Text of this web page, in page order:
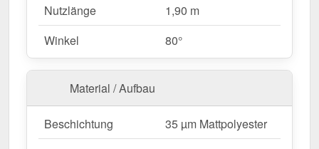
Warum Pultabschluss | 11 cm x 10 cm x 2,00 m |
80°?
Hochwertiges Stahl– Widerstandsfähig mit 0,50
mm Kernstärke.
zuverlässig vor Witterungseinflüssen.
Robuste Beschichtung– 35 µm Mattpolyester
Nutzlänge
1,90 m
Winkel
80°
Material / Aufbau
Beschichtung
35 µm Mattpolyester